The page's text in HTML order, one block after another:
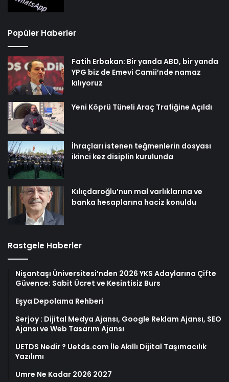
Popüler Haberler
Fatih Erbakan: Bir yanda ABD, bir yanda
YPG biz de Emevi Camii’nde namaz
kılıyoruz
Yeni Köprü Tüneli Araç Trafiğine Açıldı
İhraçları istenen teğmenlerin dosyası
ikinci kez disiplin kurulunda
Kılıçdaroğlu’nun mal varlıklarına ve
banka hesaplarına haciz konuldu
Rastgele Haberler
Nişantaşı Üniversitesi’nden 2026 YKS Adaylarına Çifte
Güvence: Sabit Ücret ve Kesintisiz Burs
Eşya Depolama Rehberi
Serjoy : Dijital Medya Ajansı, Google Reklam Ajansı, SEO
Ajansı ve Web Tasarım Ajansı
UETDS Nedir ? Uetds.com İle Akıllı Dijital Taşımacılık
Yazılımı
Umre Ne Kadar 2026 2027